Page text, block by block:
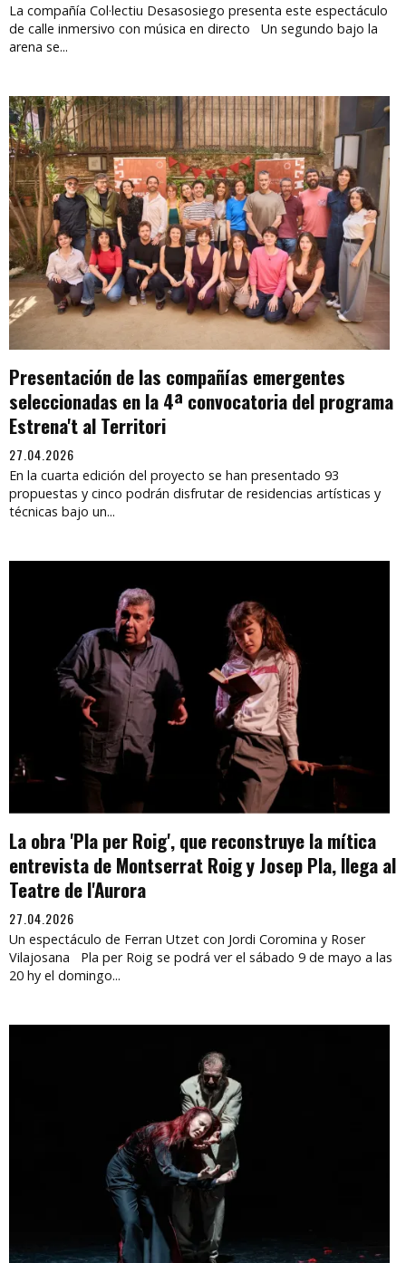
La compañía Col·lectiu Desasosiego presenta este espectáculo
de calle inmersivo con música en directo Un segundo bajo la
arena se...
Presentación de las compañías emergentes
seleccionadas en la 4ª convocatoria del programa
Estrena't al Territori
27.04.2026
En la cuarta edición del proyecto se han presentado 93
propuestas y cinco podrán disfrutar de residencias artísticas y
técnicas bajo un...
La obra 'Pla per Roig', que reconstruye la mítica
entrevista de Montserrat Roig y Josep Pla, llega al
Teatre de l'Aurora
27.04.2026
Un espectáculo de Ferran Utzet con Jordi Coromina y Roser
Vilajosana Pla per Roig se podrá ver el sábado 9 de mayo a las
20 hy el domingo...